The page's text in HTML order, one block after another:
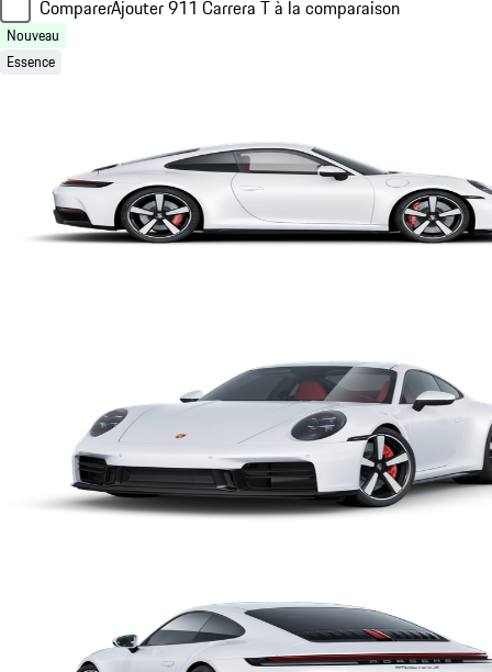
ComparerAjouter 911 Carrera T à la comparaison
Nouveau
Essence